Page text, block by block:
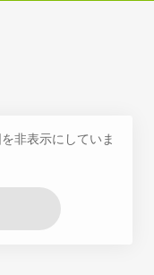
非表示にしていま